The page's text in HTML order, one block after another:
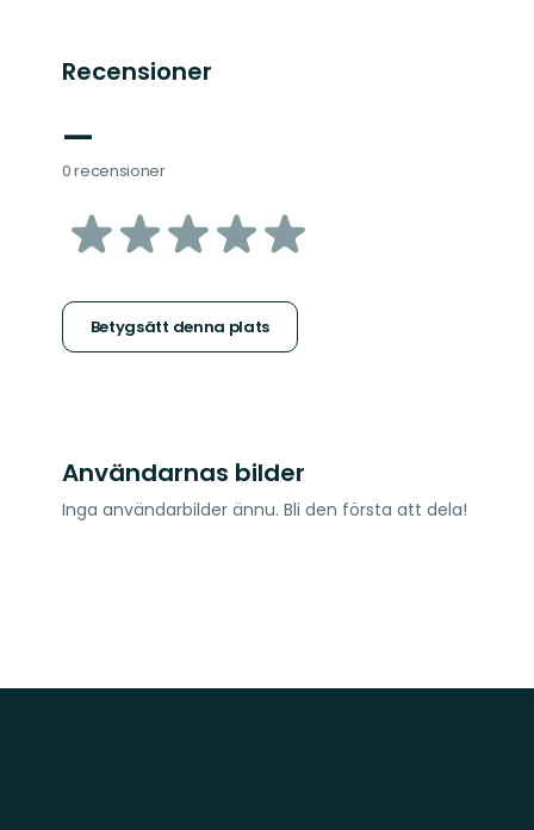
Recensioner
—
0 recensioner
av
stjärnor
Betygsätt denna plats
Användarnas bilder
Inga användarbilder ännu. Bli den första att dela!